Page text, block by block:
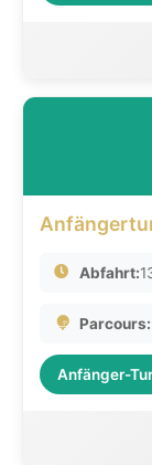
Abfahrt:
Parcours:
Anfänger-